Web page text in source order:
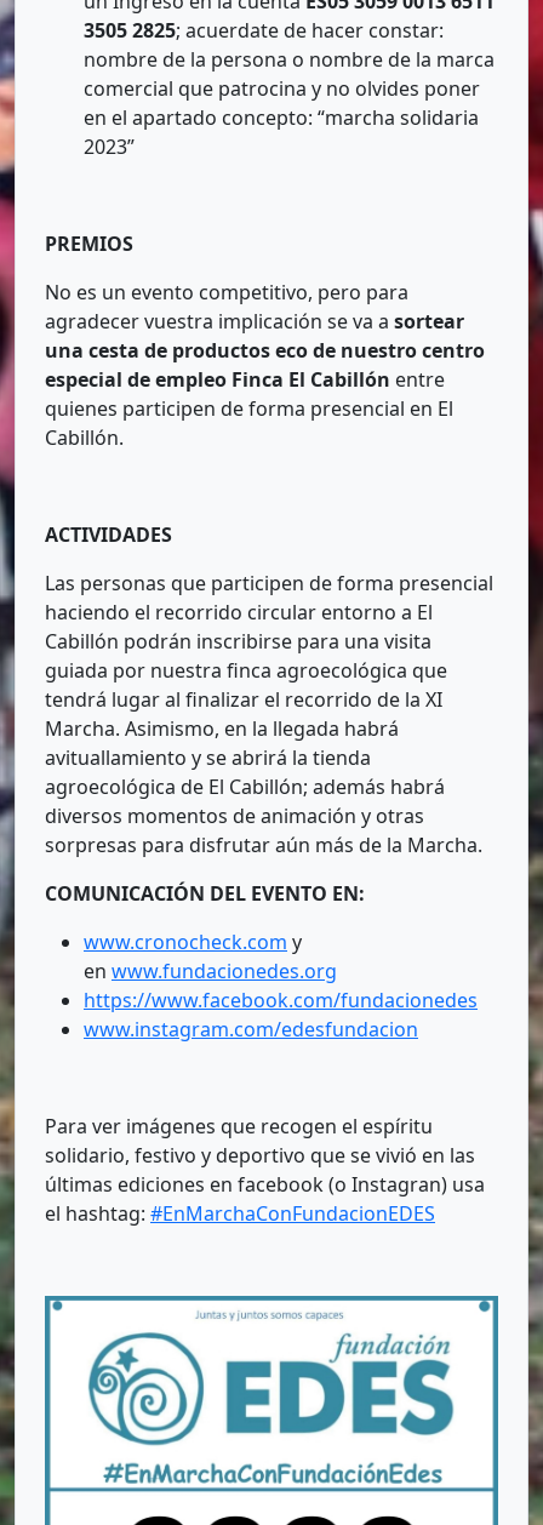
3505 2825; acuerdate de hacer constar:
nombre de la persona o nombre de la marca
comercial que patrocina y no olvides poner
en el apartado concepto: “marcha solidaria
2023”
PREMIOS
No es un evento competitivo, pero para
agradecer vuestra implicación se va a sortear
una cesta de productos eco de nuestro centro
especial de empleo Finca El Cabillón entre
quienes participen de forma presencial en El
Cabillón.
ACTIVIDADES
Las personas que participen de forma presencial
haciendo el recorrido circular entorno a El
Cabillón podrán inscribirse para una visita
guiada por nuestra finca agroecológica que
tendrá lugar al finalizar el recorrido de la XI
Marcha. Asimismo, en la llegada habrá
avituallamiento y se abrirá la tienda
agroecológica de El Cabillón; además habrá
diversos momentos de animación y otras
sorpresas para disfrutar aún más de la Marcha.
COMUNICACIÓN DEL EVENTO EN:
www.cronocheck.com y
en www.fundacionedes.org
https://www.facebook.com/fundacionedes
www.instagram.com/edesfundacion
Para ver imágenes que recogen el espíritu
solidario, festivo y deportivo que se vivió en las
últimas ediciones en facebook (o Instagran) usa
el hashtag: #EnMarchaConFundacionEDES